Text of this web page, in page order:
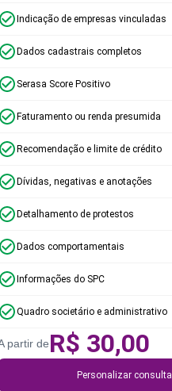
Indicação de empresas vinculadas
Dados cadastrais completos
Serasa Score Positivo
Faturamento ou renda presumida
Recomendação e limite de crédito
Dívidas, negativas e anotações
Detalhamento de protestos
Dados comportamentais
Informações do SPC
Quadro societário e administrativo
partir deR$ 30,00
Personalizar consulta